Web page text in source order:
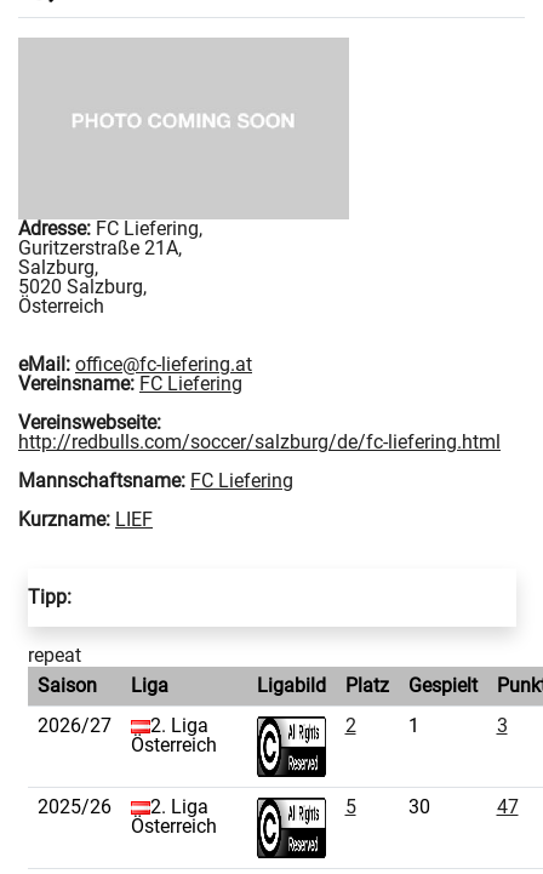
Adresse: FC Liefering,
Guritzerstraße 21A,
Salzburg,
5020 Salzburg,
Österreich
eMail: office@fc-liefering.at
Vereinsname: FC Liefering
Vereinswebseite:
http://redbulls.com/soccer/salzburg/de/fc-liefering.html
Mannschaftsname: FC Liefering
Kurzname: LIEF
Tipp:
repeat
Saison
Liga Ligabild Platz Gespielt
2026/27
2. Liga
Österreich
2 1 3
2025/26
2. Liga
Österreich
5 30 47